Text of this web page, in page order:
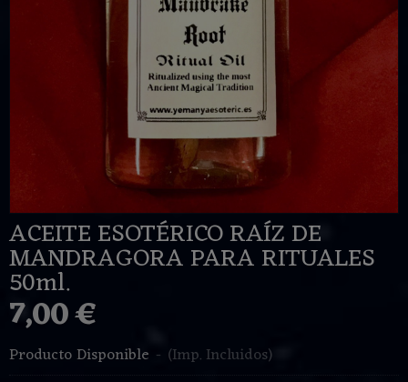
ACEITE ESOTÉRICO RAÍZ DE
MANDRAGORA PARA RITUALES
50ml.
7,00 €
Producto Disponible - (Imp. Incluidos)